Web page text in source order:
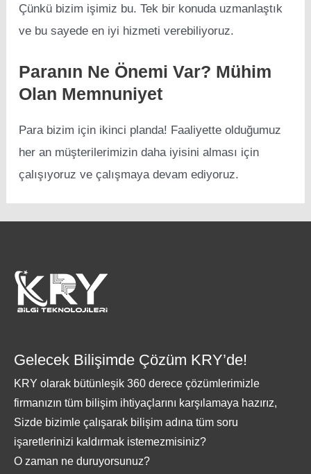
Çünkü bizim işimiz bu. Tek bir konuda uzmanlaştık
ve bu sayede en iyi hizmeti verebiliyoruz.
Paranın Ne Önemi Var? Mühim
Olan Memnuniyet
Para bizim için ikinci planda! Faaliyette olduğumuz
her an müşterilerimizin daha iyisini alması için
çalışıyoruz ve çalışmaya devam ediyoruz.
Gelecek Bilişimde Çözüm KRY’de!
KRY olarak bütünleşik 360 derece çözümlerimizle
firmanızın tüm bilişim ihtiyaçlarını karşılamaya hazırız,
Sizde bizimle çalışarak bilişim adına tüm soru
işaretlerinizi kaldırmak istemezmisiniz?
O zaman ne duruyorsunuz?